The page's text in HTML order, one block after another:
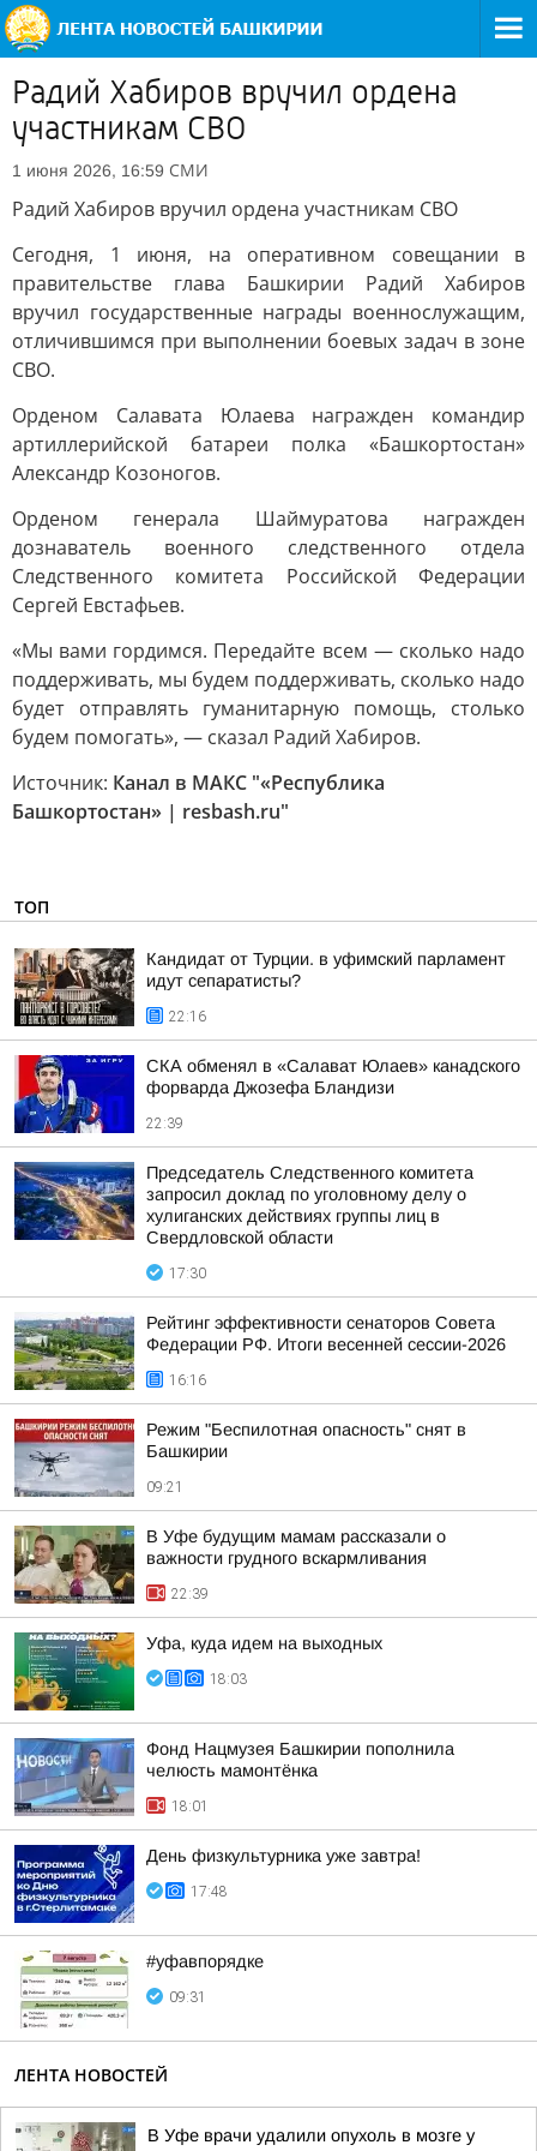
Радий Хабиров вручил ордена
участникам СВО
1 июня 2026, 16:59 СМИ
Радий Хабиров вручил ордена участникам СВО
Сегодня, 1 июня, на оперативном совещании в
правительстве глава Башкирии Радий Хабиров
вручил государственные награды военнослужащим,
отличившимся при выполнении боевых задач в зоне
СВО.
Орденом Салавата Юлаева награжден командир
артиллерийской батареи полка «Башкортостан»
Александр Козоногов.
Орденом генерала Шаймуратова награжден
дознаватель военного следственного отдела
Следственного комитета Российской Федерации
Сергей Евстафьев.
«Мы вами гордимся. Передайте всем — сколько надо
поддерживать, мы будем поддерживать, сколько надо
будет отправлять гуманитарную помощь, столько
будем помогать», — сказал Радий Хабиров.
Источник: Канал в МАКС "«Республика
Башкортостан» | resbash.ru"
ТОП
Кандидат от Турции. в уфимский парламент
идут сепаратисты?
22:16
СКА обменял в «Салават Юлаев» канадского
форварда Джозефа Бландизи
22:39
Председатель Следственного комитета
запросил доклад по уголовному делу о
хулиганских действиях группы лиц в
Свердловской области
17:30
Рейтинг эффективности сенаторов Совета
Федерации РФ. Итоги весенней сессии-2026
16:16
Режим "Беспилотная опасность" снят в
Башкирии
09:21
В Уфе будущим мамам рассказали о
важности грудного вскармливания
22:39
Уфа, куда идем на выходных
18:03
Фонд Нацмузея Башкирии пополнила
челюсть мамонтёнка
18:01
День физкультурника уже завтра!
17:48
#уфавпорядке
09:31
ЛЕНТА НОВОСТЕЙ
В Уфе врачи удалили опухоль в мозге у